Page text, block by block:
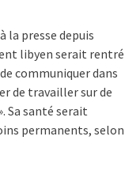
la presse depuis
libyen serait rentré
communiquer dans
de travailler sur de
Sa santé serait
permanents, selon